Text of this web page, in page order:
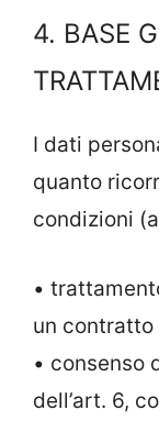
4. BASE
I dati
quanto
condizioni
•
un contratto
• consenso
dell’art. 6,